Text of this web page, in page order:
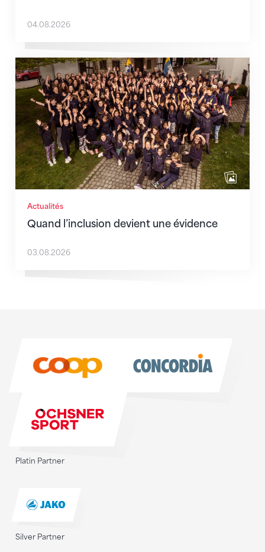
04.08.2026
Actualités
Quand l’inclusion devient une évidence
Quand l’inclusion devient une évidence
03.08.2026
Platin Partner
Silver Partner